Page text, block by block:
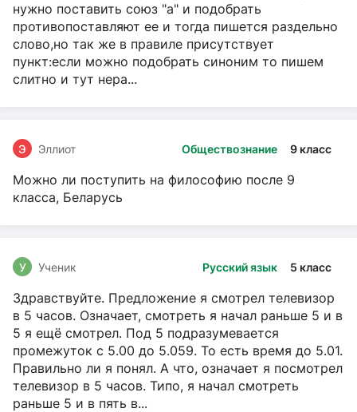
нужно поставить союз "а" и подобрать
противопоставляют ее и тогда пишется раздельно
слово,но так же в правиле присутствует
пункт:если можно подобрать синоним то пишем
слитно и тут нера...
Обществознание 9 класс
Э Эллиот
Можно ли поступить на философию после 9
класса, Беларусь
Русский язык 5 класс
У Ученик
Здравствуйте. Предложение я смотрел телевизор
в 5 часов. Означает, смотреть я начал раньше 5 и в
5 я ещё смотрел. Под 5 подразумевается
промежуток с 5.00 до 5.059. То есть время до 5.01.
Правильно ли я понял. А что, означает я посмотрел
телевизор в 5 часов. Типо, я начал смотреть
раньше 5 и в пять в...